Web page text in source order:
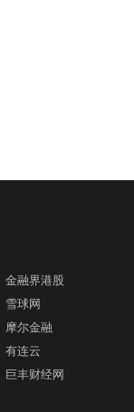
金融界港股
雪球网
摩尔金融
有连云
巨丰财经网